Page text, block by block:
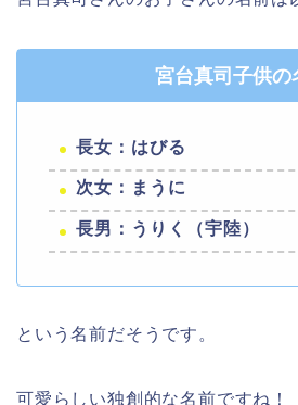
宮台真司子供の
長女：はびる
次女：まうに
長男：うりく（宇陸）
という名前だそうです。
可愛らしい独創的な名前ですね！